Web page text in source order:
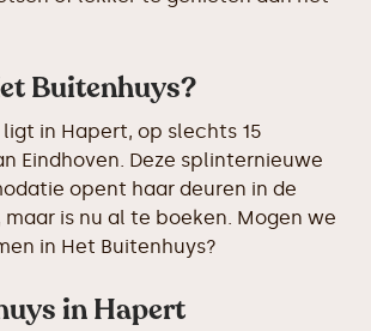
Buitenhuys?
in Hapert, op slechts 15
Eindhoven. Deze splinternieuwe
opent haar deuren in de
maar is nu al te boeken. Mogen we
in Het Buitenhuys?
in Hapert